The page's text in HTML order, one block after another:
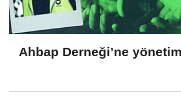
Ahbap Derneği’ne